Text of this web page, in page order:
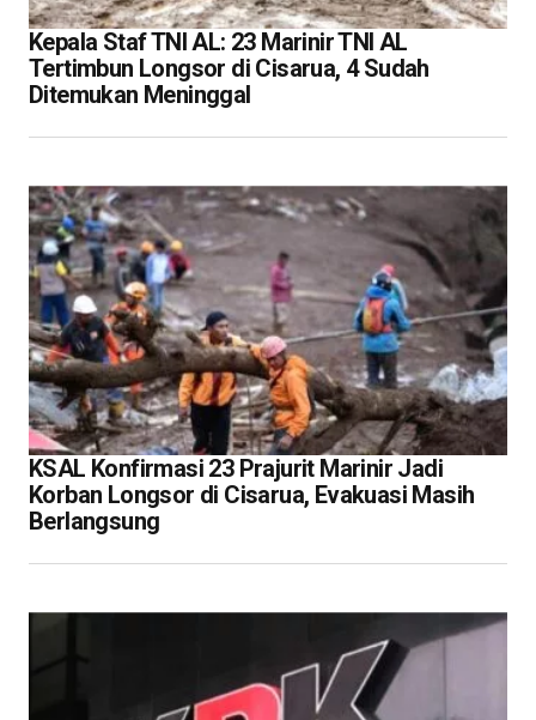
Kepala Staf TNI AL: 23 Marinir TNI AL
Tertimbun Longsor di Cisarua, 4 Sudah
Ditemukan Meninggal
KSAL Konfirmasi 23 Prajurit Marinir Jadi
Korban Longsor di Cisarua, Evakuasi Masih
Berlangsung